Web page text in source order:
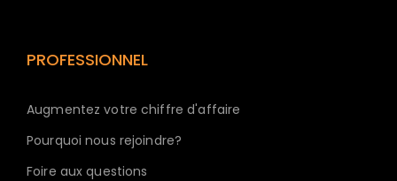
PROFESSIONNEL
Augmentez votre chiffre d'affaire
Pourquoi nous rejoindre?
Foire aux questions